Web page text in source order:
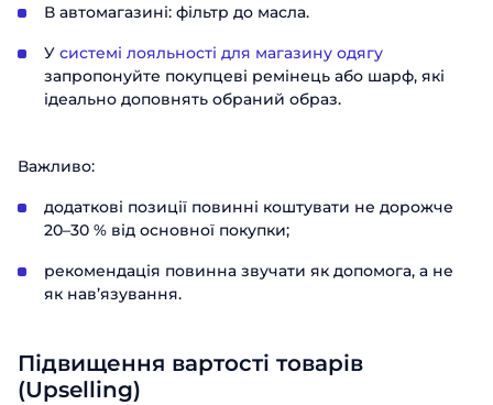
В автомагазині: фільтр до масла.
У системі лояльності для магазину одягу
запропонуйте покупцеві ремінець або шарф, які
ідеально доповнять обраний образ.
Важливо:
додаткові позиції повинні коштувати не дорожче
20–30 % від основної покупки;
рекомендація повинна звучати як допомога, а не
як нав’язування.
Підвищення вартості товарів
(Upselling)